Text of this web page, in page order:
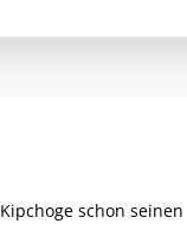
schon seinen